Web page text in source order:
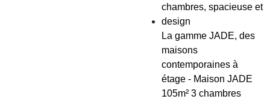
chambres, spacieuse et
design
La gamme JADE, des
maisons
contemporaines à
étage - Maison JADE
105m² 3 chambres